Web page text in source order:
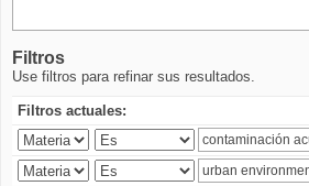
Filtros
Use filtros para refinar sus resultados.
Filtros actuales: